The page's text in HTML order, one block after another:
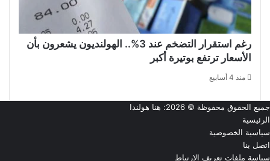
رغم استقرار التضخم عند 3%.. الهولنديون يشعرون بأن
الأسعار ترتفع بوتيرة أكبر
منذ 4 أسابيع
جميع الحقوق محفوظة © 2026:
هنا هولندا
الرئيسية
سياسية الخصوصية
اتصل بنا
سياسة ملفات تعريف الارتباط